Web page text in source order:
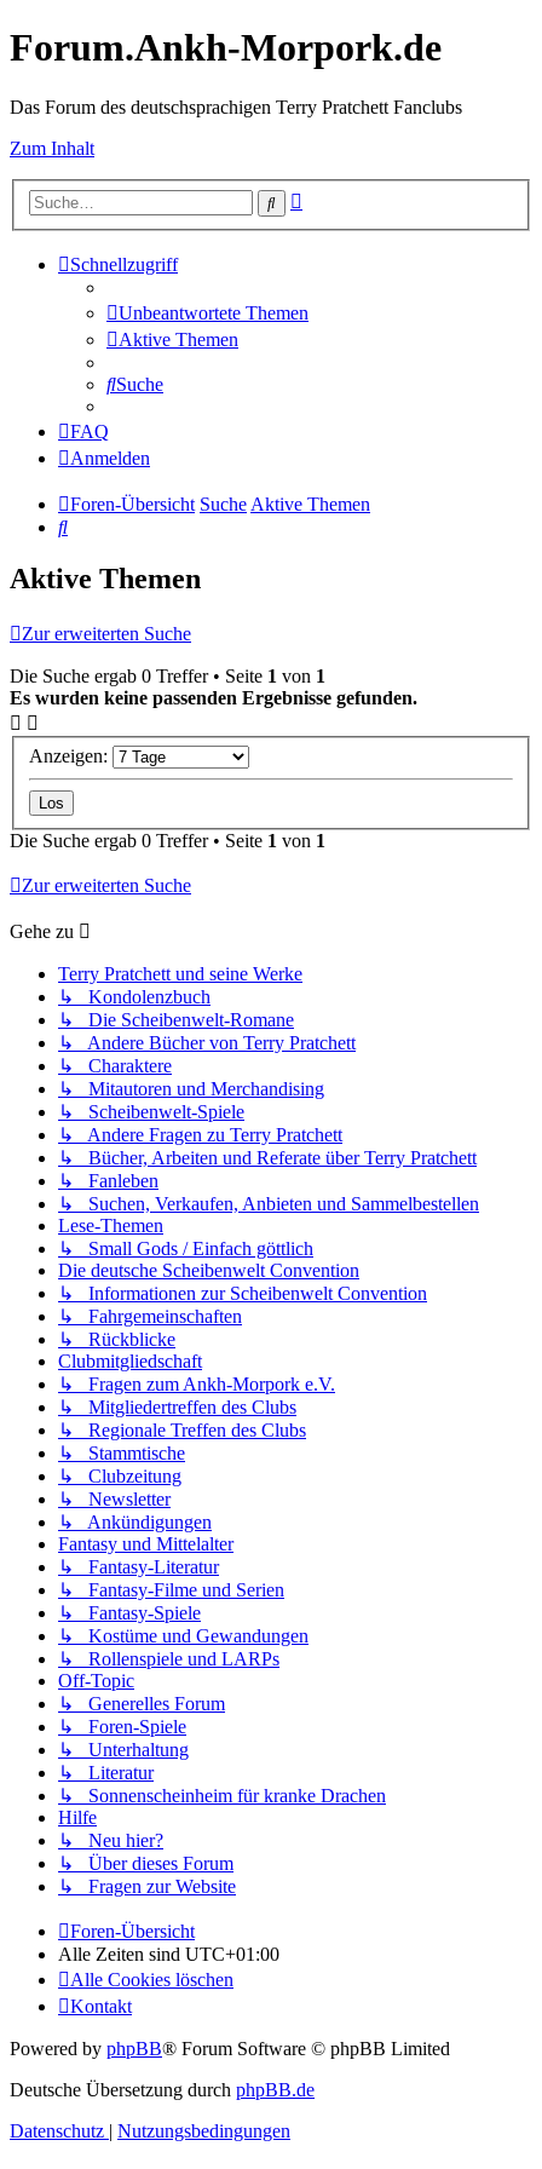
Forum.Ankh-Morpork.de
Das Forum des deutschsprachigen Terry Pratchett Fanclubs
Zum Inhalt
Suche
Schnellzugriff
Unbeantwortete Themen
Aktive Themen
Suche
FAQ
Anmelden
Foren-Übersicht SucheAktive Themen
Suche
Aktive Themen
Zur erweiterten Suche
Die Suche ergab 0 Treffer • Seite 1 von 1
Es wurden keine passenden Ergebnisse gefunden.
Anzeigen:
Die Suche ergab 0 Treffer • Seite 1 von 1
Zur erweiterten Suche
Gehe zu
Terry Pratchett und seine Werke
↳ Kondolenzbuch
↳ Die Scheibenwelt-Romane
↳ Andere Bücher von Terry Pratchett
↳ Charaktere
↳ Mitautoren und Merchandising
↳ Scheibenwelt-Spiele
↳ Andere Fragen zu Terry Pratchett
↳ Bücher, Arbeiten und Referate über Terry Pratchett
↳ Fanleben
↳ Suchen, Verkaufen, Anbieten und Sammelbestellen
Lese-Themen
↳ Small Gods / Einfach göttlich
Die deutsche Scheibenwelt Convention
↳ Informationen zur Scheibenwelt Convention
↳ Fahrgemeinschaften
↳ Rückblicke
Clubmitgliedschaft
↳ Fragen zum Ankh-Morpork e.V.
↳ Mitgliedertreffen des Clubs
↳ Regionale Treffen des Clubs
↳ Stammtische
↳ Clubzeitung
↳ Newsletter
↳ Ankündigungen
Fantasy und Mittelalter
↳ Fantasy-Literatur
↳ Fantasy-Filme und Serien
↳ Fantasy-Spiele
↳ Kostüme und Gewandungen
↳ Rollenspiele und LARPs
Off-Topic
↳ Generelles Forum
↳ Foren-Spiele
↳ Unterhaltung
↳ Literatur
↳ Sonnenscheinheim für kranke Drachen
Hilfe
↳ Neu hier?
↳ Über dieses Forum
↳ Fragen zur Website
Foren-Übersicht
Alle Zeiten sind UTC+01:00
Alle Cookies löschen
Kontakt
Powered by phpBB® Forum Software © phpBB Limited
Deutsche Übersetzung durch phpBB.de
Datenschutz | Nutzungsbedingungen